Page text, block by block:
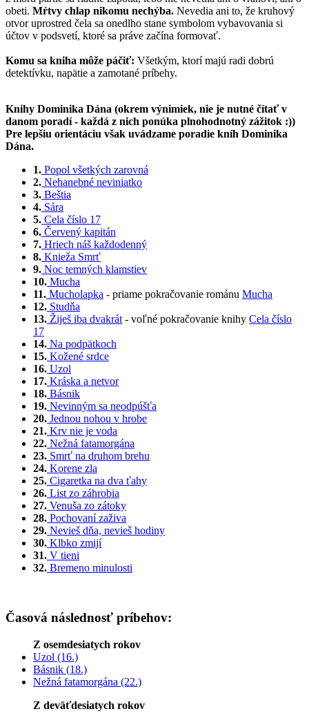
obeti. Mŕtvy chlap nikomu nechýba. Nevedia ani to, že kruhový
otvor uprostred čela sa onedlho stane symbolom vybavovania si
účtov v podsvetí, ktoré sa práve začína formovať.
Komu sa kniha môže páčiť: Všetkým, ktorí majú radi dobrú
detektívku, napätie a zamotané príbehy.
Knihy Dominika Dána (okrem výnimiek, nie je nutné čítať v
danom poradí - každá z nich ponúka plnohodnotný zážitok :))
Pre lepšiu orientáciu však uvádzame poradie kníh Dominika
Dána.
1. Popol všetkých zarovná
2. Nehanebné neviniatko
3. Beštia
4. Sára
5. Cela číslo 17
6. Červený kapitán
7. Hriech náš každodenný
8. Knieža Smrť
9. Noc temných klamstiev
10. Mucha
11. Mucholapka - priame pokračovanie románu Mucha
12. Studňa
13. Žiješ iba dvakrát - voľné pokračovanie knihy Cela číslo
17
14. Na podpätkoch
15. Kožené srdce
16. Uzol
17. Kráska a netvor
18. Básnik
19. Nevinným sa neodpúšťa
20. Jednou nohou v hrobe
21. Krv nie je voda
22. Nežná fatamorgána
23. Smrť na druhom brehu
24. Korene zla
25. Cigaretka na dva ťahy
26. List zo záhrobia
27. Venuša zo zátoky
28. Pochovaní zaživa
29. Nevieš dňa, nevieš hodiny
30. Klbko zmijí
31. V tieni
32. Bremeno minulosti
Časová následnosť príbehov:
Z osemdesiatych rokov
Uzol (16.)
Básnik (18.)
Nežná fatamorgána (22.)
Z deväťdesiatych rokov